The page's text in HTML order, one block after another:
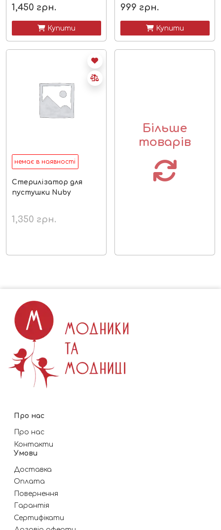
1,450 грн.
 Купити
999 грн.
 Купити
немає в наявності
Стерилізатор для
пустушки Nuby
1,350 грн.
Більше
товарів
Про нас
Про нас
Контакти
Умови
Доставка
Оплата
Повернення
Гарантія
Сертифікати